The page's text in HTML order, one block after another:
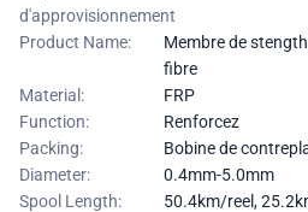
d'approvisionnement
Product Name:
Membre de
fibre
Material:
FRP
Function:
Renforcez
Packing:
Bobine de
Diameter:
0.4mm-5.0mm
Spool Length:
50.4km/reel,